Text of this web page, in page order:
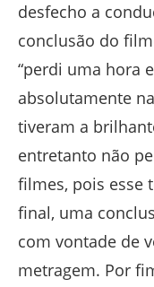
desfecho a
conclusão do
“perdi uma hora
absolutamente
tiveram a
entretanto não
filmes, pois esse
final, uma
com vontade de
metragem. Por